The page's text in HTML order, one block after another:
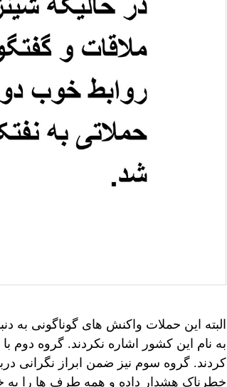
البته این حملات واکنش های گوناگونی
به نام این کشور اشاره نکردند. گروه
کردند. گروه سوم نیز ضمن ابراز نگرانی
خطرناک هشدار داده و همه طرف ها را به